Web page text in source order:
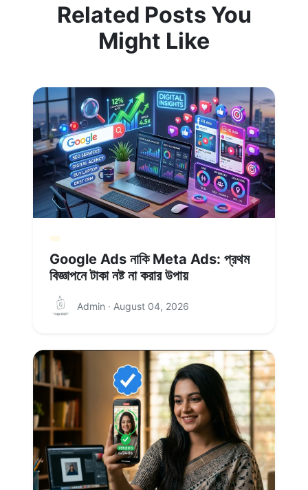
Related Posts You
Might Like
Google Ads নাকি Meta Ads: প্রথম
বিজ্ঞাপনে টাকা নষ্ট না করার উপায়
Admin · August 04, 2026